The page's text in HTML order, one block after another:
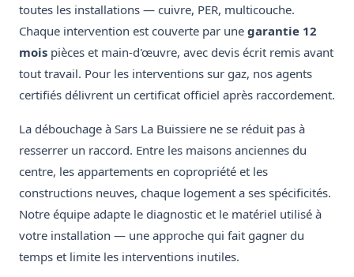
toutes les installations — cuivre, PER, multicouche.
Chaque intervention est couverte par une garantie 12
mois pièces et main-d'œuvre, avec devis écrit remis avant
tout travail. Pour les interventions sur gaz, nos agents
certifiés délivrent un certificat officiel après raccordement.
La débouchage à Sars La Buissiere ne se réduit pas à
resserrer un raccord. Entre les maisons anciennes du
centre, les appartements en copropriété et les
constructions neuves, chaque logement a ses spécificités.
Notre équipe adapte le diagnostic et le matériel utilisé à
votre installation — une approche qui fait gagner du
temps et limite les interventions inutiles.